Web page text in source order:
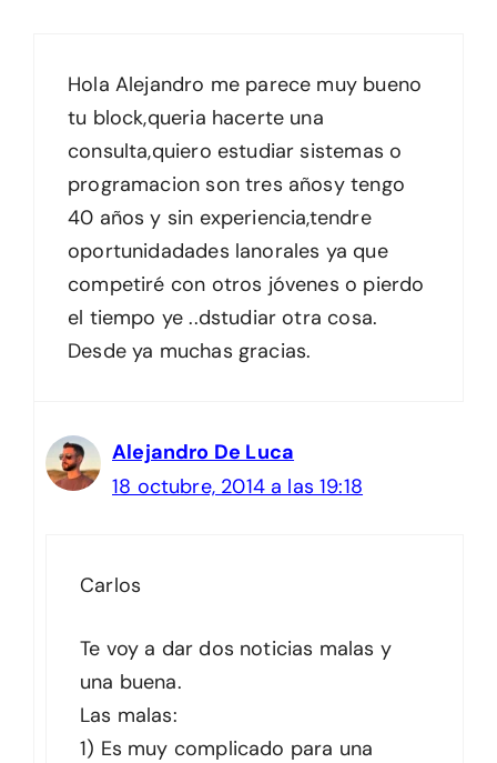
Hola Alejandro me parece muy bueno
tu block,queria hacerte una
consulta,quiero estudiar sistemas o
programacion son tres añosy tengo
40 años y sin experiencia,tendre
oportunidadades lanorales ya que
competiré con otros jóvenes o pierdo
el tiempo ye ..dstudiar otra cosa.
Desde ya muchas gracias.
Alejandro De Luca
18 octubre, 2014 a las 19:18
Carlos
Te voy a dar dos noticias malas y
una buena.
Las malas:
1) Es muy complicado para una